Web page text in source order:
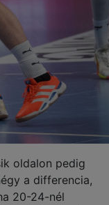
oldalon pedig
a differencia,
20-24-nél